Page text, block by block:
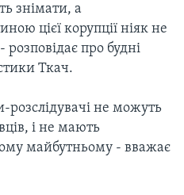
знімати, а
цієї корупції ніяк не
про будні
Ткач.
розслідувачі не можуть
і не мають
майбутньому - вважає